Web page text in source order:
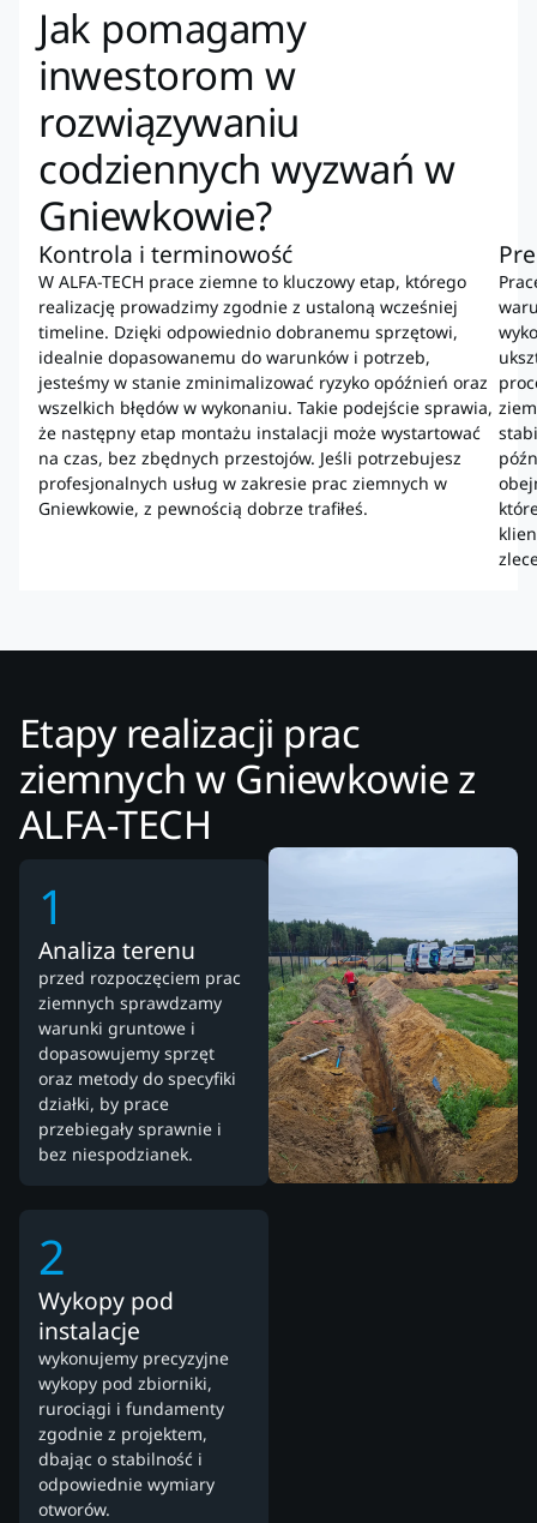
Jak pomagamy
inwestorom w
rozwiązywaniu
codziennych wyzwań w
Gniewkowie?
Kontrola i terminowość
W ALFA-TECH prace ziemne to kluczowy etap, którego
realizację prowadzimy zgodnie z ustaloną wcześniej
timeline. Dzięki odpowiednio dobranemu sprzętowi,
idealnie dopasowanemu do warunków i potrzeb,
jesteśmy w stanie zminimalizować ryzyko opóźnień oraz
wszelkich błędów w wykonaniu. Takie podejście sprawia,
że następny etap montażu instalacji może wystartować
na czas, bez zbędnych przestojów. Jeśli potrzebujesz
profesjonalnych usług w zakresie prac ziemnych w
Gniewkowie, z pewnością dobrze trafiłeś.
Etapy realizacji prac
ziemnych w Gniewkowie z
ALFA-TECH
1
Analiza terenu
przed rozpoczęciem prac
ziemnych sprawdzamy
warunki gruntowe i
dopasowujemy sprzęt
oraz metody do specyfiki
działki, by prace
przebiegały sprawnie i
bez niespodzianek.
2
Wykopy pod
instalacje
wykonujemy precyzyjne
wykopy pod zbiorniki,
rurociągi i fundamenty
zgodnie z projektem,
dbając o stabilność i
odpowiednie wymiary
otworów.